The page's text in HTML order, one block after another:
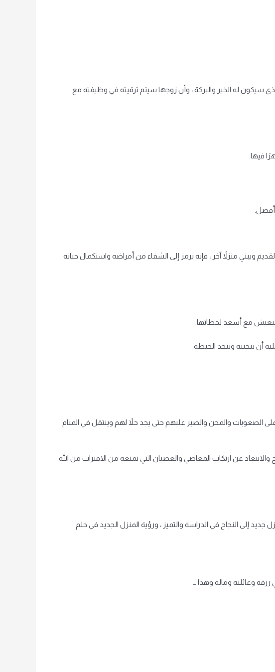
سيكون له الخير والبركة ، وأن زوجها سيتم ترقيته في وظيفته مع
فيها.
أفضل.
ويبني منزلاً آخر ، فإنه يرمز إلى الشفاء من أمراضه واستكمال حياته
مع أسعد لحظاتها.
أن يتجنبه ويتخذ الحيطة.
الصعوبات والمحن والصبر عليهم حتى يجد حلاً لهم وينتقل في المنام
عن ارتكاب المعاصي والعصيان التي تمنعه ​​من الاقتراب من الله
إلى النجاح في الدراسة والتميز ، ورؤية المنزل الجديد في حلم
وعائلته وماله وهذا …